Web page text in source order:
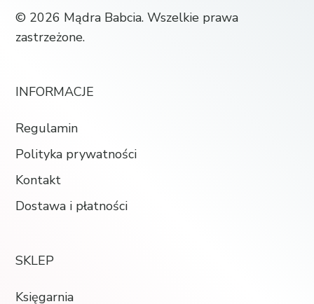
© 2026 Mądra Babcia. Wszelkie prawa
zastrzeżone.
INFORMACJE
Regulamin
Polityka prywatności
Kontakt
Dostawa i płatności
SKLEP
Księgarnia